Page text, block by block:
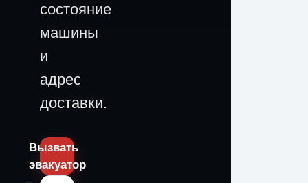
состояние
машины
и
адрес
доставки.
Вызвать
эвакуатор